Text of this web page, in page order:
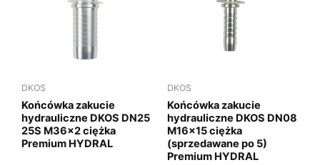
DKOS
Końcówka zakucie
hydrauliczne DKOS DN25
25S M36x2 ciężka
Premium HYDRAL
DKOS
Końcówka zakucie
hydrauliczne DKOS DN08
M16x15 ciężka
(sprzedawane po 5)
Premium HYDRAL